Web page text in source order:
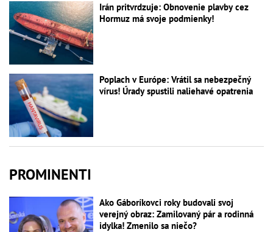
Irán pritvrdzuje: Obnovenie plavby cez
Hormuz má svoje podmienky!
Poplach v Európe: Vrátil sa nebezpečný
vírus! Úrady spustili naliehavé opatrenia
PROMINENTI
Ako Gáboríkovci roky budovali svoj
verejný obraz: Zamilovaný pár a rodinná
idylka! Zmenilo sa niečo?